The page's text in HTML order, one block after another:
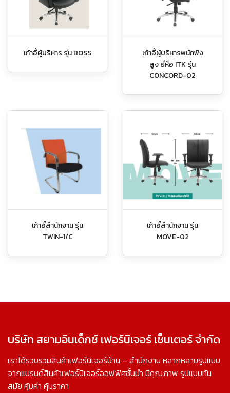
เก้าอี้ผู้บริหาร รุ่น BOSS
เก้าอี้ผู้บริหารพนักพิง
สูง ยี่ห้อ ITK รุ่น
CONCORD-02
เก้าอี้สำนักงาน รุ่น
TWIN-1/C
เก้าอี้สำนักงาน รุ่น
MOVE-02
บริษัท สยามอินเด็กซ์ เฟอร์นิเจอร์ เซ็นเตอร์ จำกัด
เราได้รวบรวมสินค้าเฟอร์นิเจอร์บ้าน – สำนักงาน หลากหลายรูปแบบ
จากแบรนด์สินค้าเฟอร์นิเจอร์ออฟฟิศชั้นนำ มีคุณภาพ รูปแบบทัน
สมัย คุ้มค่า คุ้มราคา